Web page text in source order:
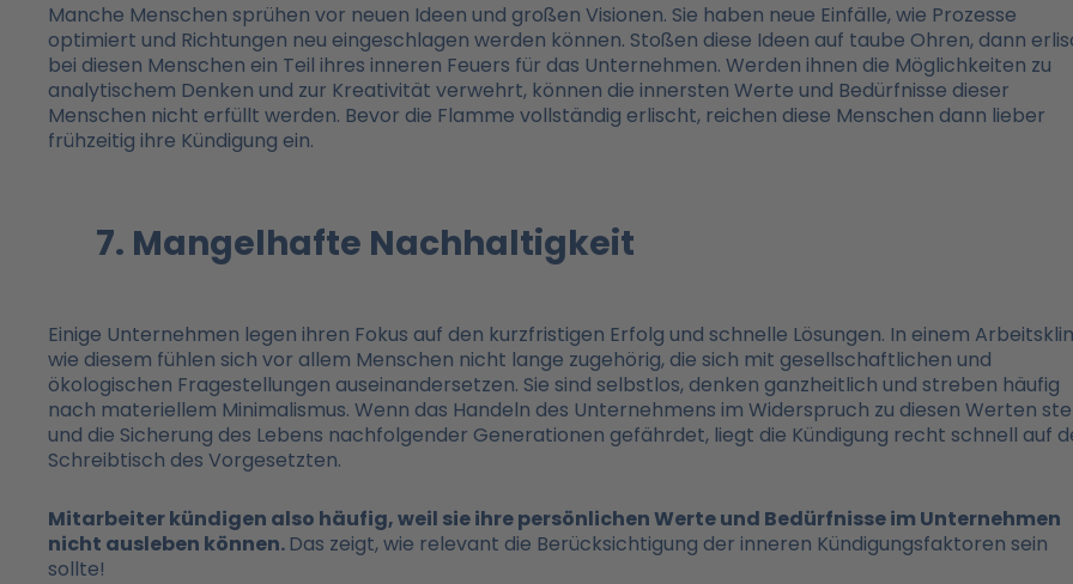
Manche Menschen sprühen vor neuen Ideen und großen Visionen. Sie haben neue Einfälle, wie Prozesse
optimiert und Richtungen neu eingeschlagen werden können. Stoßen diese Ideen auf taube Ohren, dann
bei diesen Menschen ein Teil ihres inneren Feuers für das Unternehmen. Werden ihnen die Möglichkeiten zu
analytischem Denken und zur Kreativität verwehrt, können die innersten Werte und Bedürfnisse dieser
Menschen nicht erfüllt werden. Bevor die Flamme vollständig erlischt, reichen diese Menschen dann lieber
frühzeitig ihre Kündigung ein.
7. Mangelhafte Nachhaltigkeit
Einige Unternehmen legen ihren Fokus auf den kurzfristigen Erfolg und schnelle Lösungen. In einem
wie diesem fühlen sich vor allem Menschen nicht lange zugehörig, die sich mit gesellschaftlichen und
ökologischen Fragestellungen auseinandersetzen. Sie sind selbstlos, denken ganzheitlich und streben häufig
nach materiellem Minimalismus. Wenn das Handeln des Unternehmens im Widerspruch zu diesen Werten
und die Sicherung des Lebens nachfolgender Generationen gefährdet, liegt die Kündigung recht schnell auf
Schreibtisch des Vorgesetzten.
Mitarbeiter kündigen also häufig, weil sie ihre persönlichen Werte und Bedürfnisse im Unternehmen
nicht ausleben können.Das zeigt, wie relevant die Berücksichtigung der inneren Kündigungsfaktoren sein
sollte!